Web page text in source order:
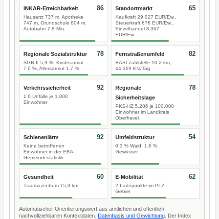
INKAR-Erreichbarkeit
Hausarzt 737 m, Apotheke
747 m, Grundschule 804 m,
Autobahn 7,8 Min.
86 Standortmarkt
Kaufkraft 29.027 EUR/Ew.,
Steuerkraft 676 EUR/Ew.,
Einzelhandel 8.367
EUR/Ew.
65
Regionale Sozialstruktur
SGB II 5,9 %, Kinderarmut
7,6 %, Altersarmut 1,7 %
78 Fernstraßenumfeld
BASt-Zählstelle 10,2 km,
44.369 Kfz/Tag
82
Verkehrssicherheit
1,6 Unfälle je 1.000
Einwohner
92
Regionale
Sicherheitslage
PKS-HZ 5.286 je 100.000
Einwohner im Landkreis
Oberhavel
78
Schienenlärm
Keine betroffenen
Einwohner in der EBA-
Gemeindestatistik
92 Umfeldstruktur
0,3 % Wald, 1,6 %
Gewässer
54
Gesundheit
Traumazentrum 15,3 km
60 E-Mobilität
2 Ladepunkte im PLZ-
Gebiet
62
Automatischer Orientierungswert aus amtlichen und öffentlich
nachvollziehbaren Kontextdaten. Datenbasis und Gewichtung . Der Index